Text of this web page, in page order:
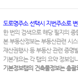
도로명주소 선택시 지번주소로
한 번의 검색으로 해당 필지의 종
본 부동산정보는 부동산관련 시
재산권행사 등 부동산 관련 증명
기본개요는 각 탭의 요약 정보입
기본정보탭의 건축물정보는 총